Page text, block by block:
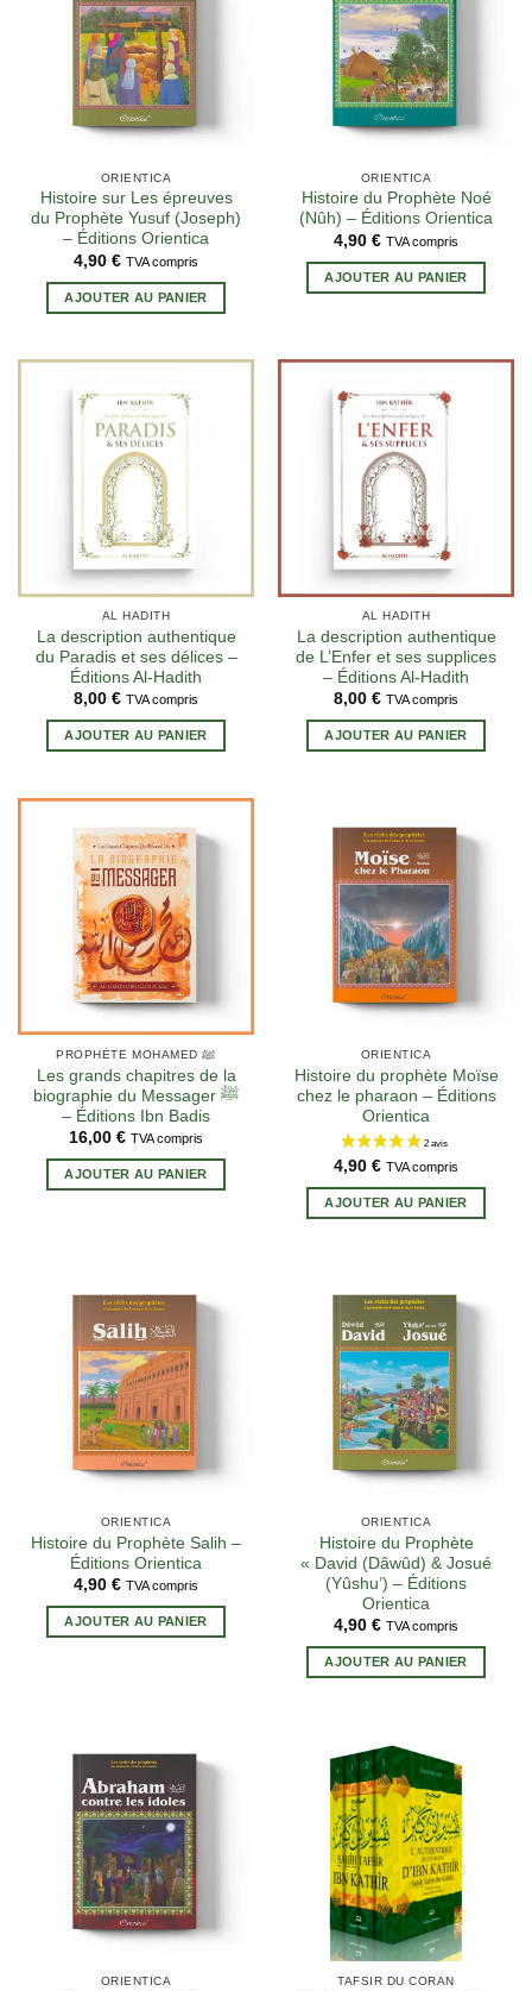
2 avis
ORIENTICA
Histoire sur Les épreuves
du Prophète Yusuf (Joseph)
– Éditions Orientica
4,90 € TVA compris
AJOUTER AU PANIER
ORIENTICA
Histoire du Prophète Noé
(Nûh) – Éditions Orientica
4,90 € TVA compris
AJOUTER AU PANIER
AL HADITH
La description authentique
du Paradis et ses délices –
Éditions Al-Hadith
8,00 € TVA compris
AJOUTER AU PANIER
AL HADITH
La description authentique
de L’Enfer et ses supplices
– Éditions Al-Hadith
8,00 € TVA compris
AJOUTER AU PANIER
PROPHÈTE MOHAMED ﷺ
Les grands chapitres de la
biographie du Messager ﷺ
– Éditions Ibn Badis
16,00 € TVA compris
AJOUTER AU PANIER
ORIENTICA
Histoire du prophète Moïse
chez le pharaon – Éditions
Orientica
4,90 € TVA compris
AJOUTER AU PANIER
ORIENTICA
Histoire du Prophète Salih –
Éditions Orientica
4,90 € TVA compris
AJOUTER AU PANIER
ORIENTICA
Histoire du Prophète
« David (Dâwûd) & Josué
(Yûshu’) – Éditions
Orientica
4,90 € TVA compris
AJOUTER AU PANIER
ORIENTICA TAFSIR DU CORAN